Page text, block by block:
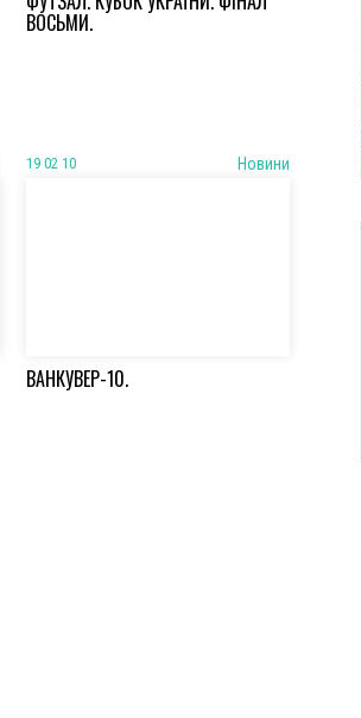
ВОСЬМИ.
19 02 10 Новини
ВАНКУВЕР-10.